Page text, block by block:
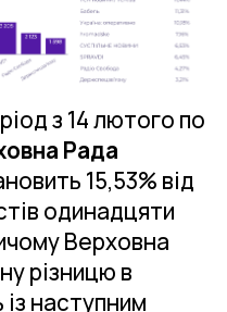
з 14 лютого по
Рада
15,53% від
одинадцяти
Верховна
різницю в
із наступним